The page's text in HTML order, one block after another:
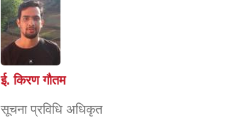
ई. किरण गौतम
सूचना प्रविधि अधिकृत